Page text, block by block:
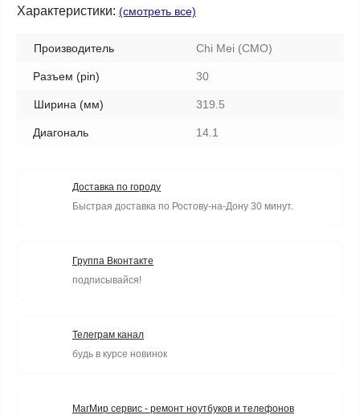
Характеристики: (смотреть все)
Производитель Chi Mei (CMO)
Разъем (pin) 30
Ширина (мм) 319.5
Диагональ 14.1
Доставка по городу
Быстрая доставка по Ростову-на-Дону 30 минут.
Группа Вконтакте
подписывайся!
Телеграм канал
будь в курсе новинок
МагМир сервис - ремонт ноутбуков и телефонов